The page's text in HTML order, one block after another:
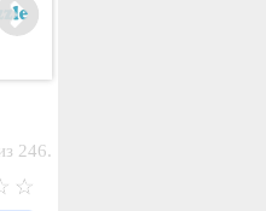
246.